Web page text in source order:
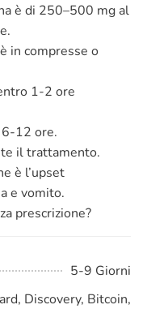
è di 250–500 mg al
in compresse o
1-2 ore
6-12 ore.
il trattamento.
è l’upset
e vomito.
prescrizione?
5-9 Giorni
Discovery, Bitcoin,